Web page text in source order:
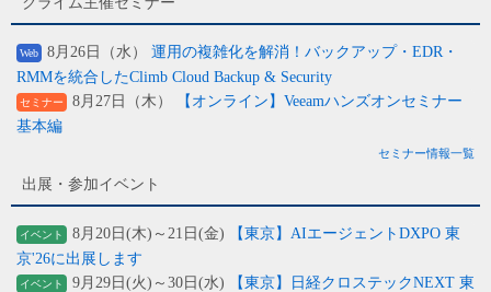
Web 8月26日（水） 運用の複雑化を解消！バックアップ・EDR・
RMMを統合したClimb Cloud Backup & Security
セミナー 8月27日（木）
【オンライン】Veeamハンズオンセミナー
基本編
セミナー情報一覧
出展・参加イベント
イベント 8月20日(木)～21日(金)
【東京】AIエージェントDXPO 東
京'26に出展します
イベント 9月29日(火)～30日(水)
【東京】日経クロステックNEXT 東